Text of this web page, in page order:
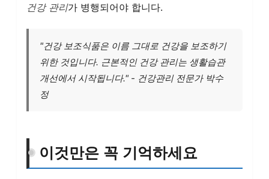
건강 관리가 병행되어야 합니다.
"건강 보조식품은 이름 그대로 건강을 보조하기
위한 것입니다. 근본적인 건강 관리는 생활습관
개선에서 시작됩니다." - 건강관리 전문가 박수
정
이것만은 꼭 기억하세요